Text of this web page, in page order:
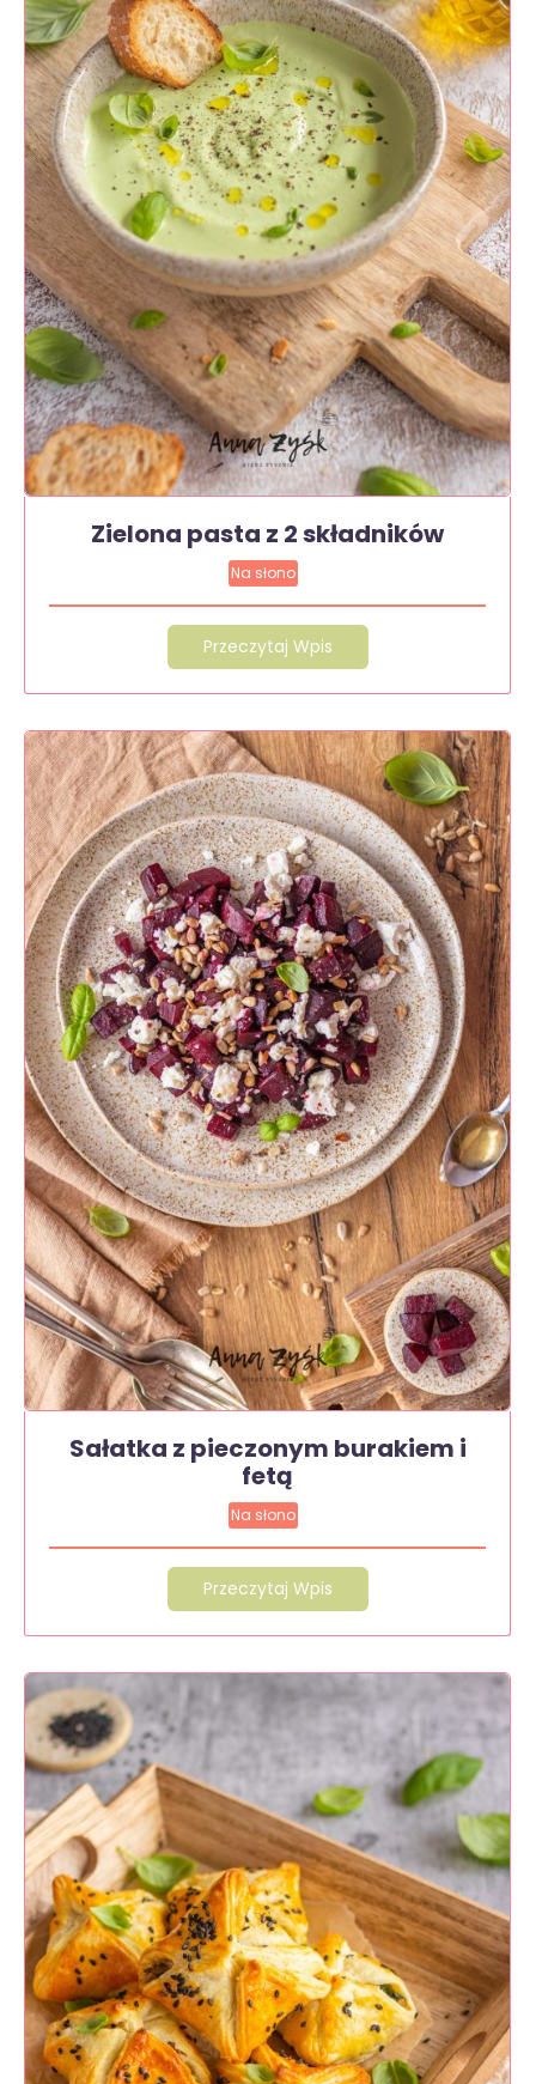
Zielona pasta z 2 składników
Na słono
Przeczytaj Wpis
Sałatka z pieczonym burakiem i
fetą
Na słono
Przeczytaj Wpis